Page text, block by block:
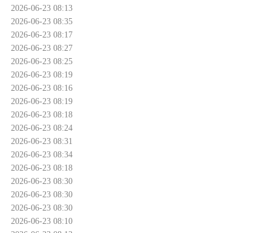
2026-06-23 08:13
2026-06-23 08:35
2026-06-23 08:17
2026-06-23 08:27
2026-06-23 08:25
2026-06-23 08:19
2026-06-23 08:16
2026-06-23 08:19
2026-06-23 08:18
2026-06-23 08:24
2026-06-23 08:31
2026-06-23 08:34
2026-06-23 08:18
2026-06-23 08:30
2026-06-23 08:30
2026-06-23 08:30
2026-06-23 08:10